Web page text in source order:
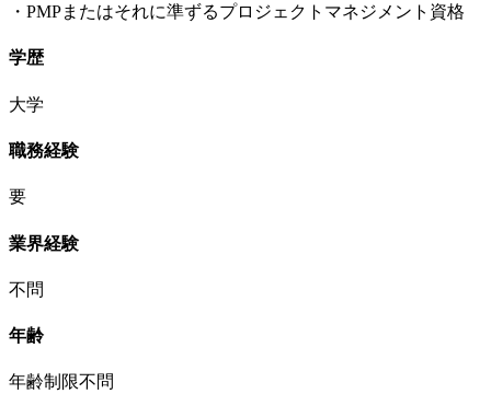
・PMPまたはそれに準ずるプロジェクトマネジメント資格
学歴
大学
職務経験
要
業界経験
不問
年齢
年齢制限不問